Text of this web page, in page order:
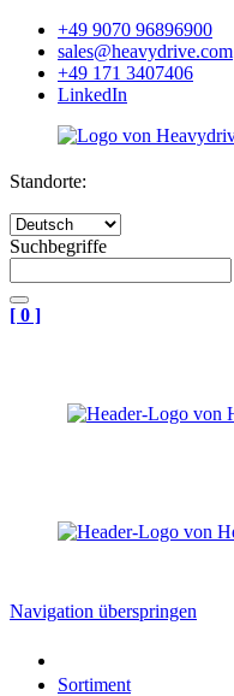
+49 9070 96896900
sales@heavydrive.com
+49 171 3407406
LinkedIn
Standorte:
Suchbegriffe
[ 0 ]
Navigation überspringen
Sortiment